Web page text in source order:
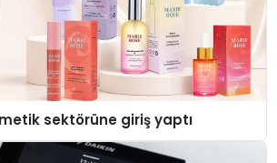
sektörüne giriş yaptı